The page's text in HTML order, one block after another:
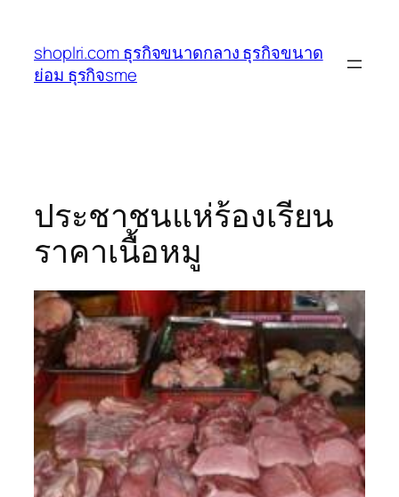
เนื้อหา
shoplri.com ธุรกิจขนาดกลาง ธุรกิจขนาด
ย่อม ธุรกิจsme
ประชาชนแห่ร้องเรียน
ราคาเนื้อหมู